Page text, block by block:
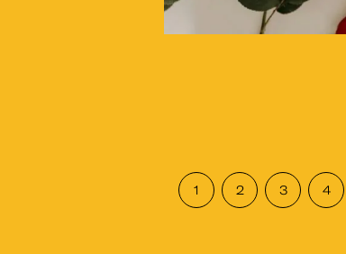
1 2 3 4